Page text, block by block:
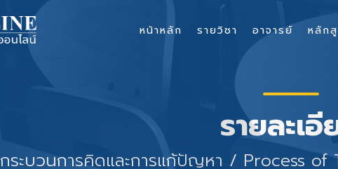
รายละเ
กระบวนการคิดและการแก้ปัญหา / Process
หน้าหลัก รายวิชา อาจารย์ หลัก